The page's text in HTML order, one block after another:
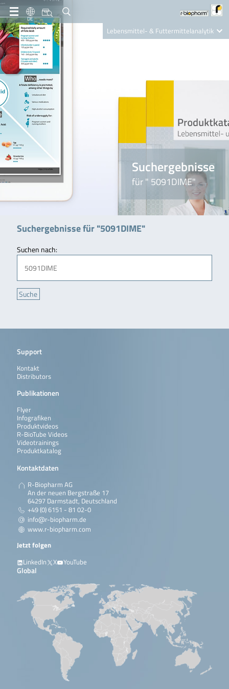
DE
Lebensmittel- & Futtermittelanalytik
Nutrition Care
Suchergebnisse
für " 5091DIME"
Suchergebnisse für "5091DIME"
Suchen nach:
Support
Kontakt
Distributors
Publikationen
Flyer
Infografiken
Produktvideos
R-BioTube Videos
Videotrainings
Produktkatalog
Kontaktdaten
R-Biopharm AG
An der neuen Bergstraße 17
64297 Darmstadt, Deutschland
+49 (0) 6151 - 81 02-0
info@r-biopharm.de
www.r-biopharm.com
Jetzt folgen
LinkedIn
X YouTube
Global